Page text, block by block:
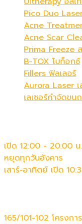
Pico Duo Laser
Acne
Acne Scar
Prima Freeze
B-TOX โบท็อกซ์
Fillers ฟิลเลอร์
Aurora Laser เ
เลเซอร์กำจัดขน
เปิด 12:00 - 20:00 น.
หยุดทุกวันอังคาร
เสาร์-อาทิตย์ เปิด
165/101-102 โครงก